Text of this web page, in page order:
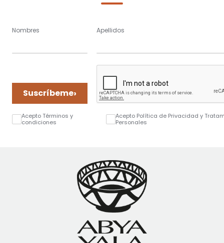
Nombres Apellidos
Suscríbeme›
Acepto Términos y
condiciones
Acepto Política de Privacidad y
Personales